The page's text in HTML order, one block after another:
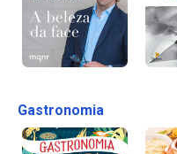
Gastronomia